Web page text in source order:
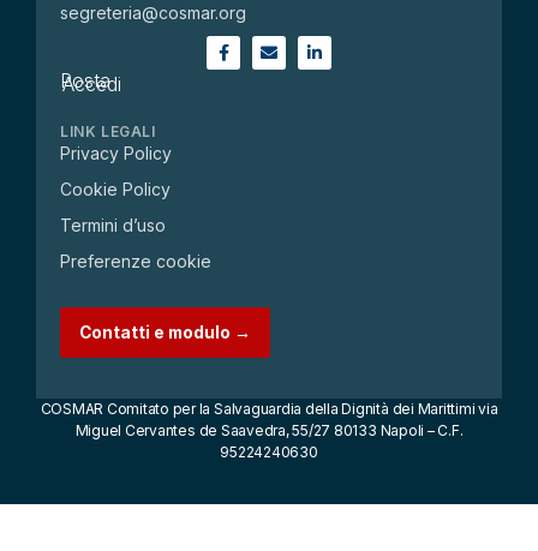
segreteria@cosmar.org
Posta
Accedi
LINK LEGALI
Privacy Policy
Cookie Policy
Termini d’uso
Preferenze cookie
Contatti e modulo →
COSMAR Comitato per la Salvaguardia della Dignità dei Marittimi via
Miguel Cervantes de Saavedra, 55/27 80133 Napoli – C.F.
95224240630